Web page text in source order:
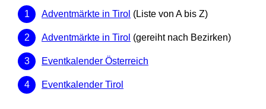
Adventmärkte in Tirol (Liste von A bis Z)
Adventmärkte in Tirol (gereiht nach Bezirken)
Eventkalender Österreich
Eventkalender Tirol